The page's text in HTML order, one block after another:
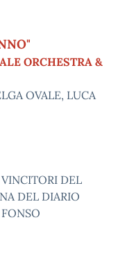
ORCHESTRA &
OVALE, LUCA
DEL
DEL DIARIO